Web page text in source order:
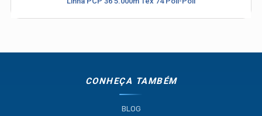
CONHEÇA TAMBÉM
BLOG